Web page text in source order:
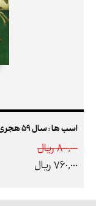
اسب ها : سال 59 هجری شمسی
800,000 ريال
760,000 ريال